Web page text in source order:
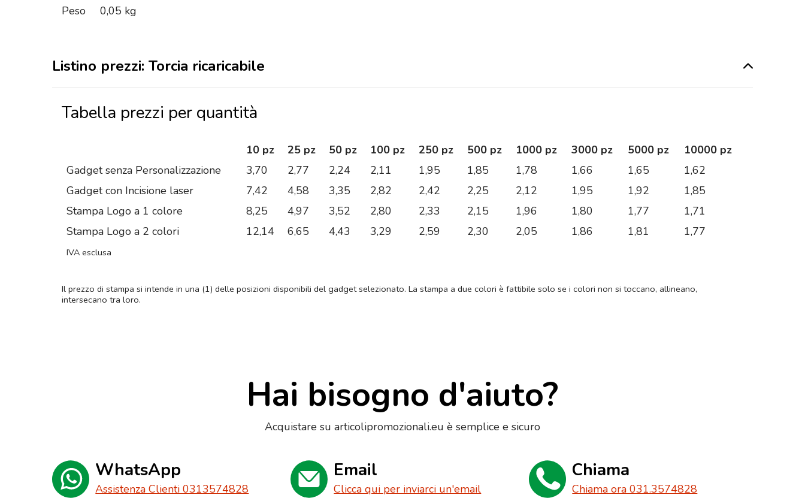
Peso
0,05 kg
Listino prezzi: Torcia ricaricabile
Tabella prezzi per quantità
10 pz 25 pz 50 pz 100 pz 250 pz 500 pz 1000 pz 3000 pz 5000 pz
10000 pz
Gadget senza Personalizzazione
3,70 2,77 2,24 2,11 1,95 1,85 1,78 1,66 1,65
1,62
Gadget con Incisione laser
7,42 4,58 3,35 2,82 2,42 2,25 2,12 1,95 1,92
1,85
Stampa Logo a 1 colore
8,25 4,97 3,52 2,80 2,33 2,15 1,96 1,80 1,77
1,71
Stampa Logo a 2 colori
12,14 6,65 4,43 3,29 2,59 2,30 2,05 1,86 1,81 1,77
IVA esclusa
Il prezzo di stampa si intende in una (1) delle posizioni disponibili del gadget selezionato. La stampa a due colori è fattibile solo se i colori non si toccano, allineano,
intersecano tra loro.
Hai bisogno d'aiuto?
Acquistare su articolipromozionali.eu è semplice e sicuro
WhatsApp
Assistenza Clienti 0313574828
Email
Clicca qui per inviarci un'email
Chiama
Chiama ora 031.3574828